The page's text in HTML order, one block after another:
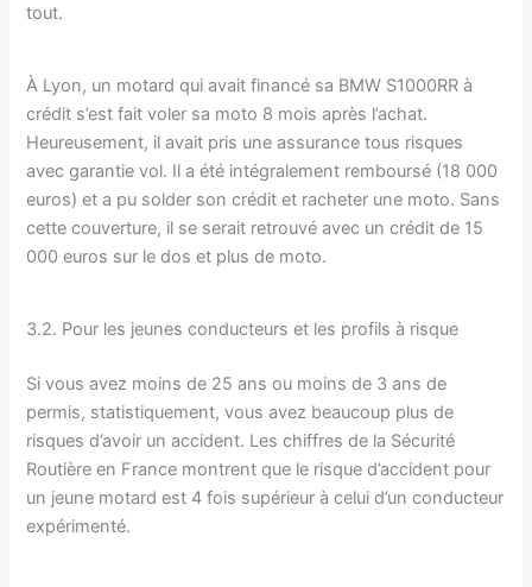
tout.
À Lyon, un motard qui avait financé sa BMW S1000RR à
crédit s’est fait voler sa moto 8 mois après l’achat.
Heureusement, il avait pris une assurance tous risques
avec garantie vol. Il a été intégralement remboursé (18 000
euros) et a pu solder son crédit et racheter une moto. Sans
cette couverture, il se serait retrouvé avec un crédit de 15
000 euros sur le dos et plus de moto.
3.2. Pour les jeunes conducteurs et les profils à risque
Si vous avez moins de 25 ans ou moins de 3 ans de
permis, statistiquement, vous avez beaucoup plus de
risques d’avoir un accident. Les chiffres de la Sécurité
Routière en France montrent que le risque d’accident pour
un jeune motard est 4 fois supérieur à celui d’un conducteur
expérimenté.